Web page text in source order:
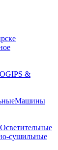
&
Машины
Осветительные
сушильные